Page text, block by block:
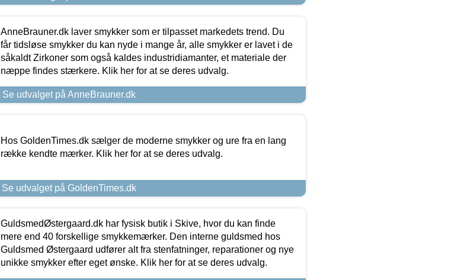
AnneBrauner.dk laver smykker som er tilpasset markedets trend. Du
får tidsløse smykker du kan nyde i mange år, alle smykker er lavet i de
såkaldt Zirkoner som også kaldes industridiamanter, et materiale der
næppe findes stærkere. Klik her for at se deres udvalg.
Se udvalget på AnneBrauner.dk
Hos GoldenTimes.dk sælger de moderne smykker og ure fra en lang
række kendte mærker. Klik her for at se deres udvalg.
Se udvalget på GoldenTimes.dk
GuldsmedØstergaard.dk har fysisk butik i Skive, hvor du kan finde
mere end 40 forskellige smykkemærker. Den interne guldsmed hos
Guldsmed Østergaard udfører alt fra stenfatninger, reparationer og nye
unikke smykker efter eget ønske. Klik her for at se deres udvalg.